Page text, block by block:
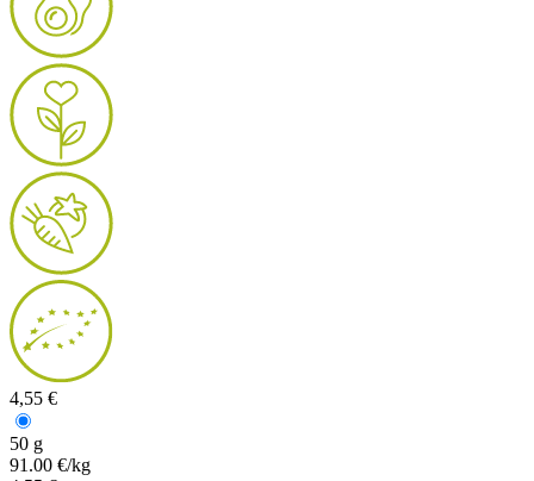
4,55 €
50 g
91.00 €/kg